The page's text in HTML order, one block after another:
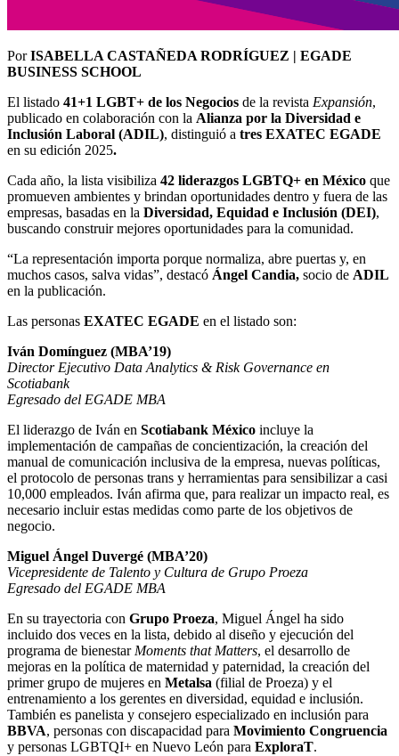
PorISABELLA CASTAÑEDA RODRÍGUEZ | EGADE
BUSINESS SCHOOL
El listado 41+1 LGBT+ de los Negocios de la revista Expansión,
publicado en colaboración con la Alianza por la Diversidad e
Inclusión Laboral (ADIL), distinguió a tres EXATEC EGADE
en su edición 2025.
Cada año, la lista visibiliza 42 liderazgos LGBTQ+ en México que
promueven ambientes y brindan oportunidades dentro y fuera de las
empresas, basadas en la Diversidad, Equidad e Inclusión (DEI),
buscando construir mejores oportunidades para la comunidad.
“La representación importa porque normaliza, abre puertas y, en
muchos casos, salva vidas”, destacó Ángel Candia, socio de ADIL
en la publicación.
Las personas EXATEC EGADE en el listado son:
Iván Domínguez (MBA’19)
Director Ejecutivo Data Analytics & Risk Governance en
Scotiabank
Egresado del EGADE MBA
El liderazgo de Iván en Scotiabank México incluye la
implementación de campañas de concientización, la creación del
manual de comunicación inclusiva de la empresa, nuevas políticas,
el protocolo de personas trans y herramientas para sensibilizar a casi
10,000 empleados. Iván afirma que, para realizar un impacto real, es
necesario incluir estas medidas como parte de los objetivos de
negocio.
Miguel Ángel Duvergé (MBA’20)
Vicepresidente de Talento y Cultura de Grupo Proeza
Egresado del EGADE MBA
En su trayectoria con Grupo Proeza, Miguel Ángel ha sido
incluido dos veces en la lista, debido al diseño y ejecución del
programa de bienestarMoments that Matters, el desarrollo de
mejoras en la política de maternidad y paternidad, la creación del
primer grupo de mujeres en Metalsa (filial de Proeza) y el
entrenamiento a los gerentes en diversidad, equidad e inclusión.
También es panelista y consejero especializado en inclusión para
BBVA, personas con discapacidad para Movimiento Congruencia
y personas LGBTQI+ en Nuevo León para ExploraT.